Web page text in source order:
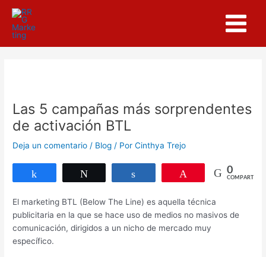
contenido
Menu
Las 5 campañas más sorprendentes
de activación BTL
Deja un comentario / Blog / PorCinthya Trejo
Compartir Compartir 0
COMPARTIR
El marketing BTL (Below The Line) es aquella técnica
publicitaria en la que se hace uso de medios no masivos de
comunicación, dirigidos a un nicho de mercado muy
específico.
entradas